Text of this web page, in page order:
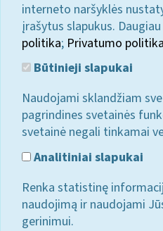
interneto naršyklės
įrašytus slapukus.
politika; Privatumo
Būtinieji slapukai
Naudojami sklandžiam
pagrindines svetainės
svetainė negali tinkamai
Analitiniai slapukai
Renka statistinę
naudojimą ir naudojami
gerinimui.